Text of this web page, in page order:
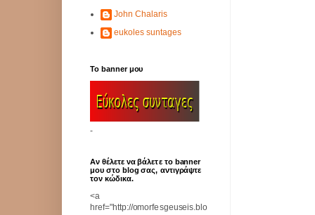
John Chalaris
eukoles suntages
Το banner μου
-
Αν θέλετε να βάλετε το banner
μου στο blog σας, αντιγράψτε
τον κώδικα.
<a
href="http://omorfesgeuseis.blo